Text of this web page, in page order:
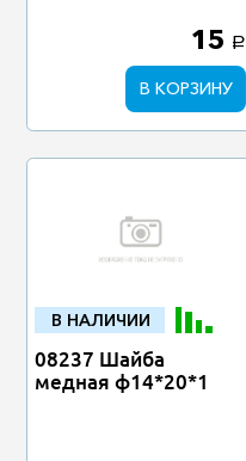
15 a
В КОРЗИНУ
В НАЛИЧИИ
08237 Шайба
медная ф14*20*1